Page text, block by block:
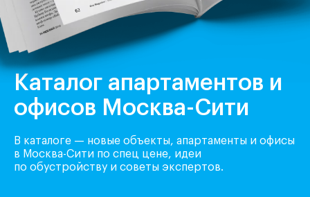
Каталог апартаментов и
офисов Москва-Сити
В каталоге — новые объекты, апартаменты и офисы
в Москва-Сити по спец цене, идеи
по обустройству и советы экспертов.